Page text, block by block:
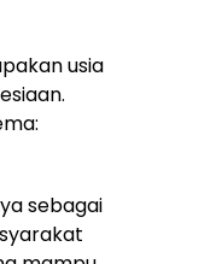
usia
sebagai